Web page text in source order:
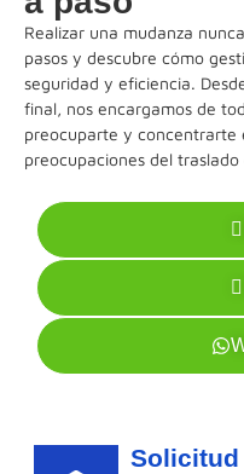
Realizar una mudanza
pasos y descubre cómo
seguridad y eficiencia.
final, nos encargamos de
preocuparte y concentrarte
preocupaciones del
Solicitud